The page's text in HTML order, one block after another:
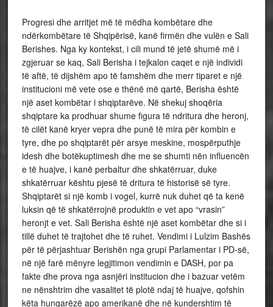
Progresi dhe arritjet më të mëdha kombëtare dhe
ndërkombëtare të Shqipërisë, kanë firmën dhe vulën e Sali
Berishes. Nga ky kontekst, i cili mund të jetë shumë më i
zgjeruar se kaq, Sali Berisha i tejkalon caqet e një individi
të aftë, të dijshëm apo të famshëm dhe merr tiparet e një
institucioni më vete ose e thënë më qartë, Berisha është
një aset kombëtar i shqiptarëve. Në shekuj shoqëria
shqiptare ka prodhuar shume figura të ndritura dhe heronj,
të cilët kanë kryer vepra dhe punë të mira për kombin e
tyre, dhe po shqiptarët për arsye meskine, mospërputhje
idesh dhe botëkuptimesh dhe me se shumti nën influencën
e të huajve, i kanë perbaltur dhe shkatërruar, duke
shkatërruar kështu pjesë të dritura të historisë së tyre.
Shqiptarët si një komb i vogel, kurrë nuk duhet që ta kenë
luksin që të shkatërrojnë produktin e vet apo “vrasin”
heronjt e vet. Sali Berisha është një aset kombëtar dhe si i
tillë duhet të trajtohet dhe të ruhet. Vendimi i Lulzim Bashës
për të përjashtuar Berishën nga grupi Parlamentar i PD-së,
në një farë mënyre legjitimon vendimin e DASH, por pa
fakte dhe prova nga asnjëri institucion dhe i bazuar vetëm
ne nënshtrim dhe vasalitet të plotë ndaj të huajve, qofshin
këta hungarëzë apo amerikanë dhe në kundershtim të